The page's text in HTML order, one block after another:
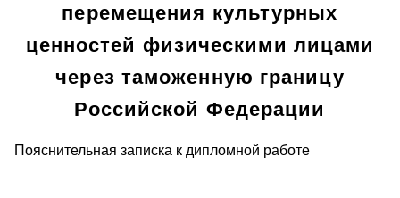
перемещения культурных
ценностей физическими лицами
через таможенную границу
Российской Федерации
Пояснительная записка к дипломной работе